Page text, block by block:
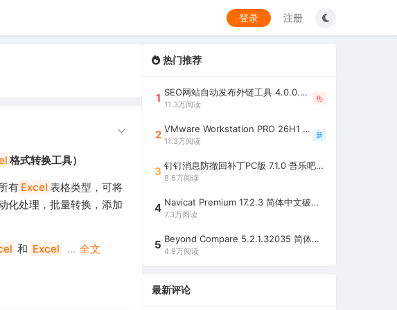
登录 注册
格式转换工具）
有 Excel 表格类型，可将
化处理，批量转换，添加
和 Excel ... 全文
热门推荐
1 SEO网站自动发布外链工具 4.0.0.0 吾乐吧优化版（智能代理狂刷外链）
11.3万阅读
热
2 VMware Workstation PRO 26H1 中文精简安装注册版 / 完整版（最好用的虚拟机软件）
11.3万阅读
新
3 钉钉消息防撤回补丁PC版 7.1.0 吾乐吧优化版（支持消息防撤回+钉钉多开+支持消息永不已读+去除钉钉水印）
8.6万阅读
4 Navicat Premium 17.2.3 简体中文破解版（多重数据库管理工具）
7.3万阅读
5 Beyond Compare 5.2.1.32035 简体中文注册版（超强文件/夹比较工具）
4.9万阅读
最新评论